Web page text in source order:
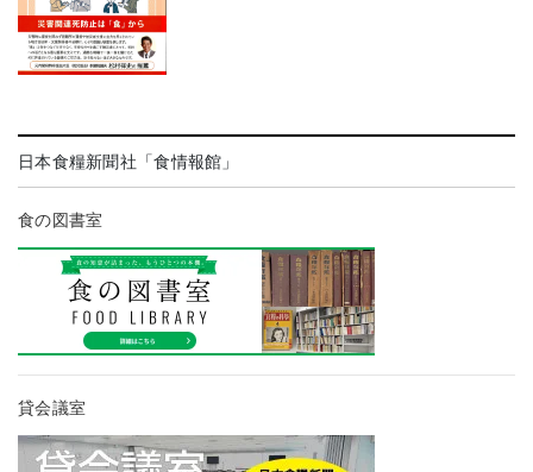
日本食糧新聞社「食情報館」
食の図書室
貸会議室